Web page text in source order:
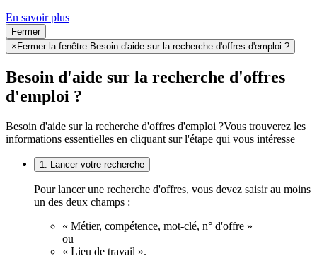
En savoir plus
Fermer
×Fermer la fenêtre Besoin d'aide sur la recherche d'offres d'emploi ?
Besoin d'aide sur la recherche d'offres
d'emploi ?
Besoin d'aide sur la recherche d'offres d'emploi ?Vous trouverez les
informations essentielles en cliquant sur l'étape qui vous intéresse
1. Lancer votre recherche
Pour lancer une recherche d'offres, vous devez saisir au moins
un des deux champs :
« Métier, compétence, mot-clé, n° d'offre »
ou
« Lieu de travail ».